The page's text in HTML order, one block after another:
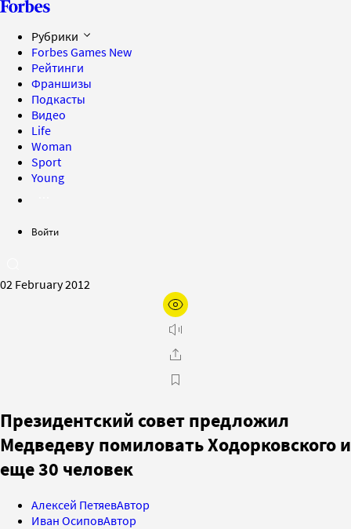
Рубрики
Forbes Games New
Рейтинги
Франшизы
Подкасты
Видео
Life
Woman
Sport
Young
Войти
02 February 2012
Президентский совет предложил
Медведеву помиловать Ходорковского и
еще 30 человек
Алексей ПетяевАвтор
Иван ОсиповАвтор